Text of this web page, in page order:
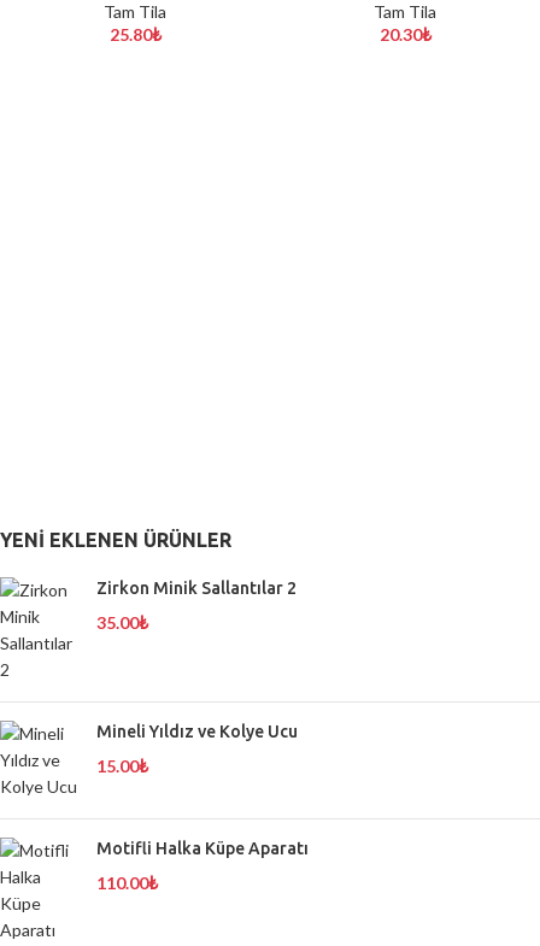
Tam Tila
25.80₺
Tam Tila
20.30₺
YENI EKLENEN ÜRÜNLER
Zirkon Minik Sallantılar 2
35.00₺
Mineli Yıldız ve Kolye Ucu
15.00₺
Motifli Halka Küpe Aparatı
110.00₺